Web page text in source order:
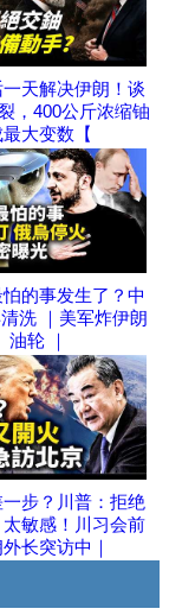
一天解决伊朗！谈
，400公斤浓缩铀
最大变数【
的事发生了？中
洗 ｜美军炸伊朗
油轮 ｜
步？川普：拒绝
敏感！川习会前
长突访中｜